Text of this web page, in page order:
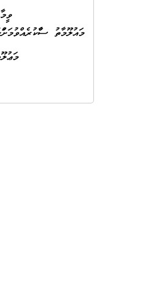
މައުލޫމާތު ސާފްކުރެއްވުމަށްފަހު 26 ޑިސެމްބަރ 2018 ވާ ބުދަ ދުވަހުގެ 12:00 އަށް އަންދާސީ ހިސާބު
މަޢުލޫމާތު